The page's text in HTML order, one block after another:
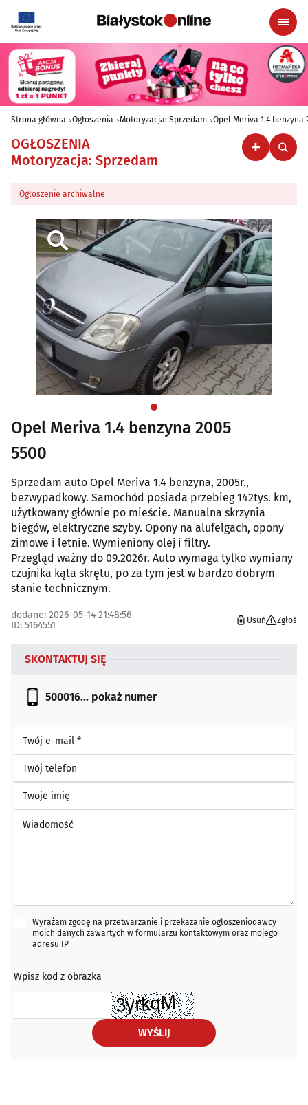
Strona główna Ogłoszenia Motoryzacja: Sprzedam Opel Meriva 1.4 benzyna
OGŁOSZENIA
Motoryzacja: Sprzedam
Ogłoszenie archiwalne
Opel Meriva 1.4 benzyna 2005
5500
Sprzedam auto Opel Meriva 1.4 benzyna, 2005r.,
bezwypadkowy. Samochód posiada przebieg 142tys. km,
użytkowany głównie po mieście. Manualna skrzynia
biegów, elektryczne szyby. Opony na alufelgach, opony
zimowe i letnie. Wymieniony olej i filtry.
Przegląd ważny do 09.2026r. Auto wymaga tylko wymiany
czujnika kąta skrętu, po za tym jest w bardzo dobrym
stanie technicznym.
dodane: 2026-05-14 21:48:56
ID: 5164551
Usuń Zgłoś
SKONTAKTUJ SIĘ
500016... pokaż numer
Wyrażam zgodę na przetwarzanie i przekazanie ogłoszeniodawcy
moich danych zawartych w formularzu kontaktowym oraz mojego
adresu IP
Wpisz kod z obrazka
WYŚLIJ